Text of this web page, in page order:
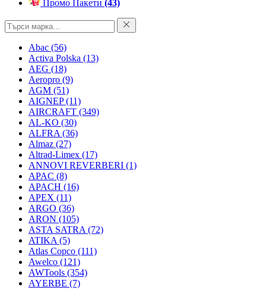
Промо Пакети (43)
Abac (56)
Activa Polska (13)
AEG (18)
Aeropro (9)
AGM (51)
AIGNEP(11)
AIRCRAFT (349)
AL-KO (30)
ALFRA (36)
Almaz (27)
Altrad-Limex (17)
ANNOVI REVERBERI (1)
APAC (8)
APACH (16)
APEX (11)
ARGO (36)
ARON (105)
ASTA SATRA (72)
ATIKA (5)
Atlas Copco (111)
Awelco (121)
AWTools (354)
AYERBE (7)